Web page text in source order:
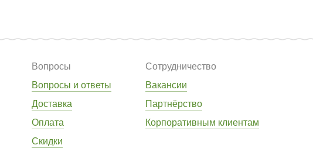
Вопросы
Вопросы и ответы
Доставка
Оплата
Скидки
Сотрудничество
Вакансии
Партнёрство
Корпоративным клиентам